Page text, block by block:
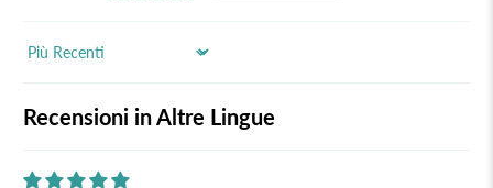
Sort by
Recensioni in Altre Lingue